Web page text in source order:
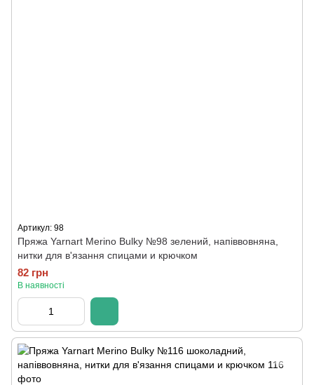
Артикул: 98
Пряжа Yarnart Merino Bulky №98 зелений, напіввовняна,
нитки для в'язання спицами и крючком
82 грн
В наявності